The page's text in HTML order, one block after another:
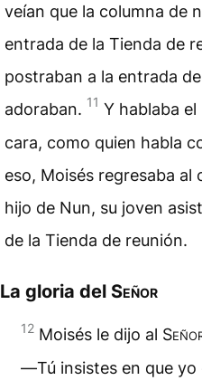
veían que la columna de
entrada de la Tienda de
postraban a la entrada
adoraban. 11 Y hablaba el
cara, como quien habla
eso, Moisés regresaba
hijo de Nun, su joven
de la Tienda de reunión.
La gloria del Señor
12 Moisés le dijo al
―Tú insistes en que yo